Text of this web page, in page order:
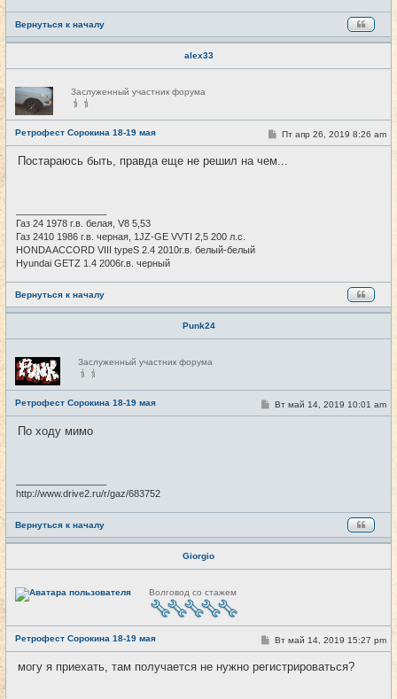
Вернуться к началу
alex33
Н
е
в
с
е
т
и
Заслуженный участник форума
Ретрофест Сорокина 18-19 мая #4
С
о
б
Пт апр 26, 2019 8:26 am
Постараюсь быть, правда еще не решил на чем...
Газ 24 1978 г.в. белая, V8 5,53
Газ 2410 1986 г.в. черная, 1JZ-GE VVTI 2,5 200 л.с.
HONDA ACCORD VIII typeS 2.4 2010г.в. белый-белый
Hyundai GETZ 1.4 2006г.в. черный
Вернуться к началу
Punk24
Н
е
в
с
е
т
и
Заслуженный участник форума
Ретрофест Сорокина 18-19 мая #5
С
о
Вт май 14, 2019 10:01 am
По ходу мимо
http://www.drive2.ru/r/gaz/683752
Вернуться к началу
Giorgio
Н
е
е
т
и
Волговод со стажем
Ретрофест Сорокина 18-19 мая #6
С
о
б
Вт май 14, 2019 15:27 pm
могу я приехать, там получается не нужно регистрироваться?